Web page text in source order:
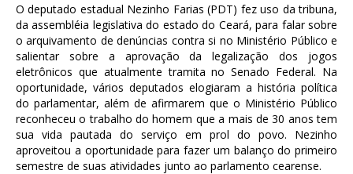
O deputado estadual Nezinho Farias (PDT) fez uso da tribuna,
da assembléia legislativa do estado do Ceará, para falar sobre
o arquivamento de denúncias contra si no Ministério Público e
salientar sobre a aprovação da legalização dos jogos
eletrônicos que atualmente tramita no Senado Federal. Na
oportunidade, vários deputados elogiaram a história política
do parlamentar, além de afirmarem que o Ministério Público
reconheceu o trabalho do homem que a mais de 30 anos tem
sua vida pautada do serviço em prol do povo. Nezinho
aproveitou a oportunidade para fazer um balanço do primeiro
semestre de suas atividades junto ao parlamento cearense.